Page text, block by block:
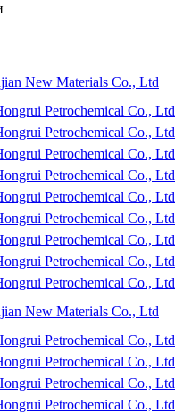
New Materials Co., Ltd
Petrochemical Co., Ltd
Petrochemical Co., Ltd
Petrochemical Co., Ltd
Petrochemical Co., Ltd
Petrochemical Co., Ltd
Petrochemical Co., Ltd
Petrochemical Co., Ltd
Petrochemical Co., Ltd
Petrochemical Co., Ltd
New Materials Co., Ltd
Petrochemical Co., Ltd
Petrochemical Co., Ltd
Petrochemical Co., Ltd
Petrochemical Co., Ltd